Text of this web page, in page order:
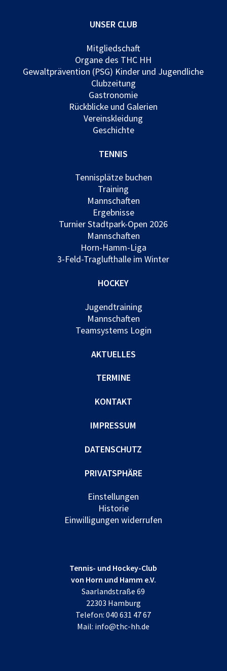
UNSER CLUB
Mitgliedschaft
Organe des THC HH
Gewaltprävention (PSG) Kinder und Jugendliche
Clubzeitung
Gastronomie
Rückblicke und Galerien
Vereinskleidung
Geschichte
TENNIS
Tennisplätze buchen
Training
Mannschaften
Ergebnisse
Turnier Stadtpark-Open 2026
Mannschaften
Horn-Hamm-Liga
3-Feld-Traglufthalle im Winter
HOCKEY
Jugendtraining
Mannschaften
Teamsystems Login
AKTUELLES
TERMINE
KONTAKT
IMPRESSUM
DATENSCHUTZ
PRIVATSPHÄRE
Einstellungen
Historie
Einwilligungen widerrufen
Tennis- und Hockey-Club
von Horn und Hamm e.V.
Saarlandstraße 69
22303 Hamburg
Telefon:040 631 47 67
Mail: info@thc-hh.de